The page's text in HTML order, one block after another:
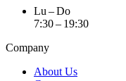
Lu – Do
7:30 – 19:30
Company
About Us